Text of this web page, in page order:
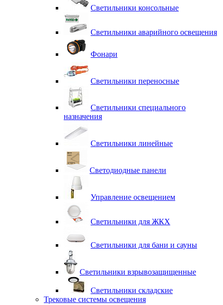
Светильники консольные
Светильники аварийного освещения
Фонари
Светильники переносные
Светильники специального
назначения
Светильники линейные
Светодиодные панели
Управление освещением
Светильники для ЖКХ
Светильники для бани и сауны
Светильники взрывозащищенные
Светильники складские
Трековые системы освещения